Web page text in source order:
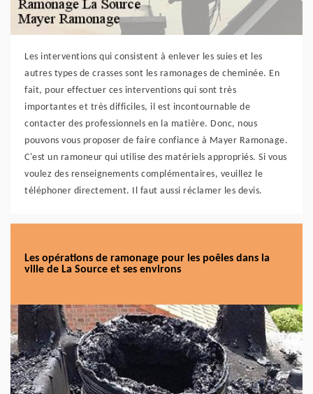
Les interventions qui consistent à enlever les suies et les
autres types de crasses sont les ramonages de cheminée. En
fait, pour effectuer ces interventions qui sont très
importantes et très difficiles, il est incontournable de
contacter des professionnels en la matière. Donc, nous
pouvons vous proposer de faire confiance à Mayer Ramonage.
C'est un ramoneur qui utilise des matériels appropriés. Si vous
voulez des renseignements complémentaires, veuillez le
téléphoner directement. Il faut aussi réclamer les devis.
Les opérations de ramonage pour les poêles dans la
ville de La Source et ses environs